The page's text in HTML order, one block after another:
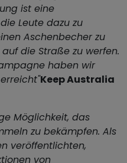
ist eine
Leute dazu zu
Aschenbecher zu
die Straße zu werfen.
haben wir
Keep Australia
Möglichkeit, das
zu bekämpfen. Als
veröffentlichten,
von